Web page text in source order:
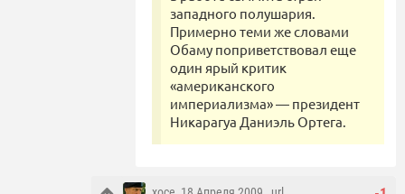
западного полушария.
Примерно теми же словами
Обаму поприветствовал еще
один ярый критик
«американского
империализма» — президент
Никарагуа Даниэль Ортега.